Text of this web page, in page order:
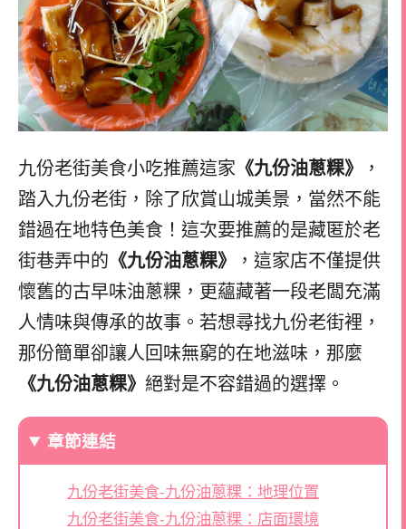
九份老街美食小吃推薦這家 《九份油蔥粿》
，
踏入九份老街，除了欣賞山城美景，當然不能
錯過在地特色美食！這次要推薦的是藏匿於老
街巷弄中的 《九份油蔥粿》
，這家店不僅提供
懷舊的古早味油蔥粿，更蘊藏著一段老闆充滿
人情味與傳承的故事。若想尋找九份老街裡，
那份簡單卻讓人回味無窮的在地滋味，那麼
《九份油蔥粿》 絕對是不容錯過的選擇。
章節連結
九份老街美食-九份油蔥粿：地理位置
九份老街美食-九份油蔥粿：店面環境